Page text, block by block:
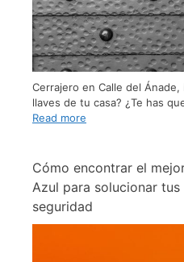
Cerrajero en Calle del
llaves de tu casa? ¿Te has
Read more
Cómo encontrar el
Azul para solucionar
seguridad